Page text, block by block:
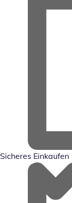
Sicheres Einkaufen